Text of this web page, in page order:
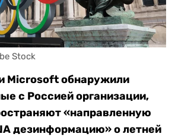
Stock
Microsoft обнаружили
с Россией организации,
«направленную
дезинформацию» о летней